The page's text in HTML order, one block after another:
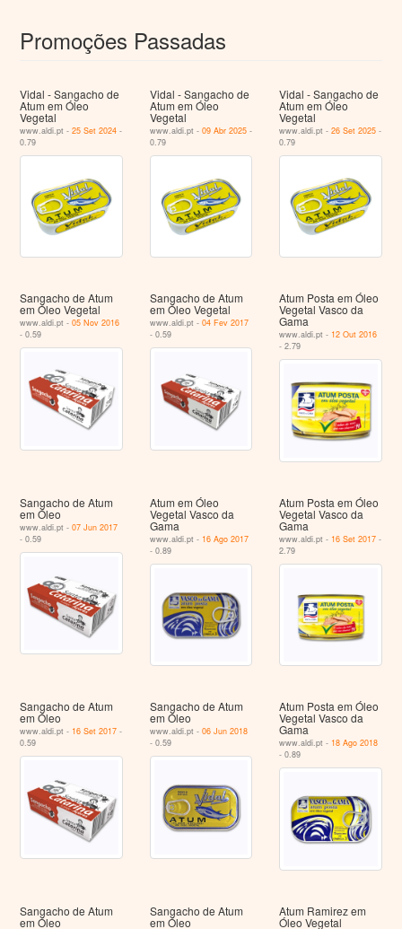
Promoções Passadas
Vidal - Sangacho de
Atum em Óleo
Vegetal
www.aldi.pt -25 Set 2024 -
0.79
Vidal - Sangacho de
Atum em Óleo
Vegetal
www.aldi.pt - 09 Abr 2025-
0.79
Vidal - Sangacho de
Atum em Óleo
Vegetal
www.aldi.pt -26 Set 2025 -
0.79
Sangacho de Atum
em Óleo Vegetal
www.aldi.pt -05 Nov 2016
- 0.59
Sangacho de Atum
em Óleo Vegetal
www.aldi.pt - 04 Fev 2017
- 0.59
Atum Posta em Óleo
Vegetal Vasco da
Gama
www.aldi.pt - 12 Out 2016
- 2.79
Sangacho de Atum
em Óleo
www.aldi.pt -07 Jun 2017
- 0.59
Atum em Óleo
Vegetal Vasco da
Gama
www.aldi.pt - 16 Ago 2017
- 0.89
Atum Posta em Óleo
Vegetal Vasco da
Gama
www.aldi.pt - 16 Set 2017 -
2.79
Sangacho de Atum
em Óleo
www.aldi.pt - 16 Set 2017 -
0.59
Sangacho de Atum
em Óleo
www.aldi.pt - 06 Jun 2018
- 0.59
Atum Posta em Óleo
Vegetal Vasco da
Gama
www.aldi.pt - 18 Ago 2018
- 0.89
Sangacho de Atum
em Óleo
Sangacho de Atum
em Óleo
Atum Ramirez em
Óleo Vegetal